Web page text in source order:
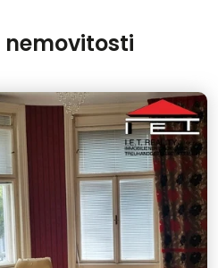
nemovitosti